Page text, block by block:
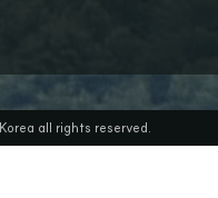
all rights reserved.